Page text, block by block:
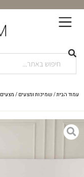
עמוד הבית/ שמיכות ומצעים / מצעים